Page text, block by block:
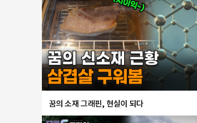
꿈의 소재 그래핀, 현실이 되다